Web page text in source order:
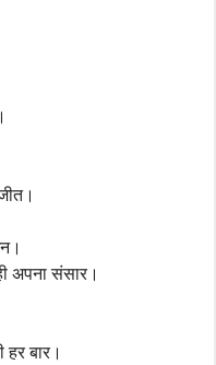
अपना संसार।
बार।